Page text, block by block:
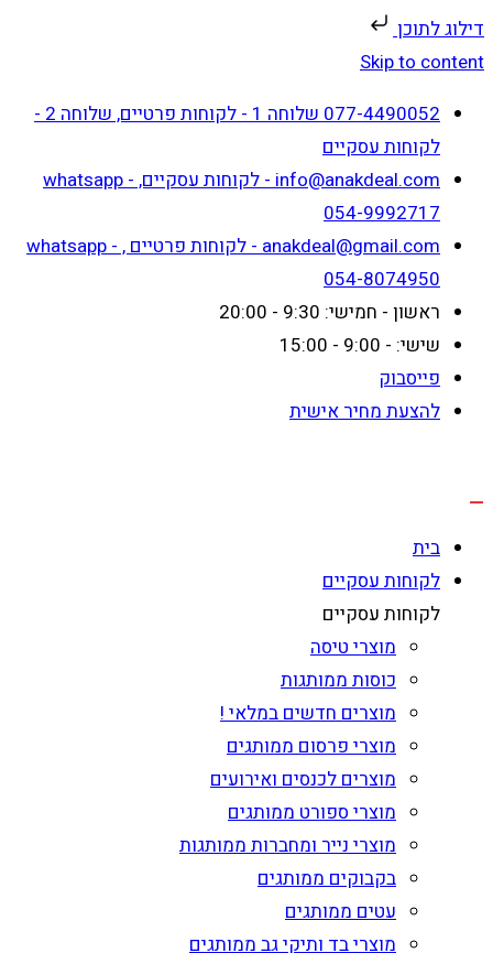
דילוג לתוכן
Skip to content
077-4490052 שלוחה 1 - לקוחות פרטיים, שלוחה 2 -
לקוחות עסקיים
info@anakdeal.com - לקוחות עסקיים, whatsapp -
054-9992717
anakdeal@gmail.com - לקוחות פרטיים , whatsapp -
054-8074950
ראשון - חמישי: 9:30 - 20:00
שישי: - 9:00 - 15:00
פייסבוק
להצעת מחיר אישית
בית
לקוחות עסקיים
לקוחות עסקיים
מוצרי טיסה
כוסות ממותגות
מוצרים חדשים במלאי !
מוצרי פרסום ממותגים
מוצרים לכנסים ואירועים
מוצרי ספורט ממותגים
מוצרי נייר ומחברות ממותגות
בקבוקים ממותגים
עטים ממותגים
מוצרי בד ותיקי גב ממותגים